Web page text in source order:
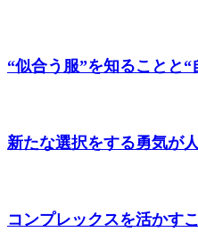
“似合う服”を知ることと
新たな選択をする勇気が
コンプレックスを活かす